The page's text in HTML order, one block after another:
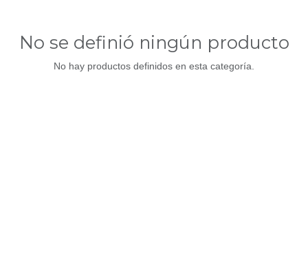
No se definió ningún producto
No hay productos definidos en esta categoría.